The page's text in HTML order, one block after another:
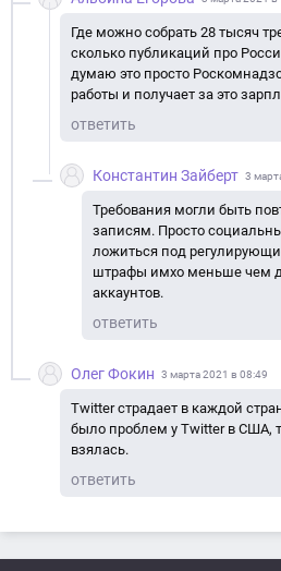
Где можно собрать 28 тысяч
сколько публикаций про
думаю это просто
работы и получает за это
ответить
Константин Зайберт 3
Требования могли быть
записям. Просто
ложиться под
штрафы имхо меньше чем
аккаунтов.
ответить
Олег Фокин 3 марта 2021 в 08:49
Twitter страдает в каждой
было проблем у Twitter в США,
взялась.
ответить